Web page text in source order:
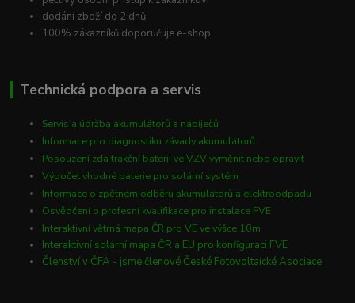
dodání zboží do 2 dnů
100% zákazníků doporučuje e-shop
Technická podpora a servis
Servis a údržba akumulátorů a nabíječů
Informace pro diagnostiku závady akumulátorů
Posouzení zda trakční baterii ve VZV vyměnit nebo opravit
Výpočet vhodné baterie pro solární systém
Informace o zpětném odběru akumulátorů a elektroodpadu
Osvědčení o profesní kvalifikace pro instalace FVE
Interaktivní větrná mapa ČR pro VE ve výšce 10m
Interaktivní solární mapa ČR a EU pro konfiguraci FVE
Členství v ČFA - jsme členové České Fotovoltaické Asociace